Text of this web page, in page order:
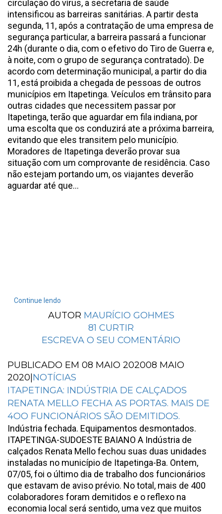
circulação do vírus, a secretaria de saúde
intensificou as barreiras sanitárias. A partir desta
segunda, 11, após a contratação de uma empresa de
segurança particular, a barreira passará a funcionar
24h (durante o dia, com o efetivo do Tiro de Guerra e,
à noite, com o grupo de segurança contratado). De
acordo com determinação municipal, a partir do dia
11, está proibida a chegada de pessoas de outros
municípios em Itapetinga. Veículos em trânsito para
outras cidades que necessitem passar por
Itapetinga, terão que aguardar em fila indiana, por
uma escolta que os conduzirá ate a próxima barreira,
evitando que eles transitem pelo município.
Moradores de Itapetinga deverão provar sua
situação com um comprovante de residência. Caso
não estejam portando um, os viajantes deverão
aguardar até que...
Continue lendo
AUTOR MAURÍCIO GOHMES
81 CURTIR
ESCREVA O SEU COMENTÁRIO
PUBLICADO EM 08 MAIO 202008 MAIO
2020 NOTÍCIAS
ITAPETINGA: INDÚSTRIA DE CALÇADOS
RENATA MELLO FECHA AS PORTAS. MAIS DE
4OO FUNCIONÁRIOS SÃO DEMITIDOS.
Indústria fechada. Equipamentos desmontados.
ITAPETINGA-SUDOESTE BAIANO A Indústria de
calçados Renata Mello fechou suas duas unidades
instaladas no município de Itapetinga-Ba. Ontem,
07/05, foi o último dia de trabalho dos funcionários
que estavam de aviso prévio. No total, mais de 400
colaboradores foram demitidos e o reflexo na
economia local será sentido, uma vez que muitos